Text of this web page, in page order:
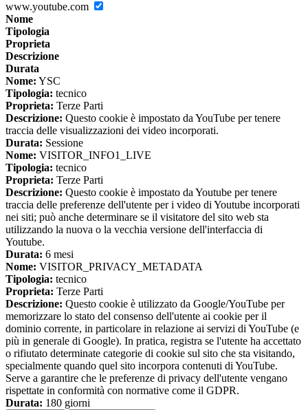
www.youtube.com
Nome
Tipologia
Proprieta
Descrizione
Durata
Nome: YSC
Tipologia: tecnico
Proprieta: Terze Parti
Descrizione: Questo cookie è impostato da YouTube per tenere
traccia delle visualizzazioni dei video incorporati.
Durata: Sessione
Nome: VISITOR_INFO1_LIVE
Tipologia: tecnico
Proprieta: Terze Parti
Descrizione: Questo cookie è impostato da Youtube per tenere
traccia delle preferenze dell'utente per i video di Youtube incorporati
nei siti; può anche determinare se il visitatore del sito web sta
utilizzando la nuova o la vecchia versione dell'interfaccia di
Youtube.
Durata: 6 mesi
Nome: VISITOR_PRIVACY_METADATA
Tipologia: tecnico
Proprieta: Terze Parti
Descrizione: Questo cookie è utilizzato da Google/YouTube per
memorizzare lo stato del consenso dell'utente ai cookie per il
dominio corrente, in particolare in relazione ai servizi di YouTube (e
più in generale di Google). In pratica, registra se l'utente ha accettato
o rifiutato determinate categorie di cookie sul sito che sta visitando,
specialmente quando quel sito incorpora contenuti di YouTube.
Serve a garantire che le preferenze di privacy dell'utente vengano
rispettate in conformità con normative come il GDPR.
Durata: 180 giorni